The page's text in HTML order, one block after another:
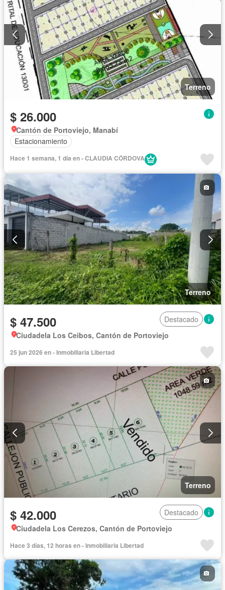
Terreno
$ 26.000
Cantón de Portoviejo, Manabí
Estacionamiento
Hace 1 semana, 1 día en - CLAUDIA CÓRDOVA
Terreno
$ 47.500
Destacado
Ciudadela Los Ceibos, Cantón de Portoviejo
25 jun 2026 en - Inmobiliaria Libertad
Terreno
$ 42.000
Destacado
Ciudadela Los Cerezos, Cantón de Portoviejo
Hace 3 días, 12 horas en - Inmobiliaria Libertad